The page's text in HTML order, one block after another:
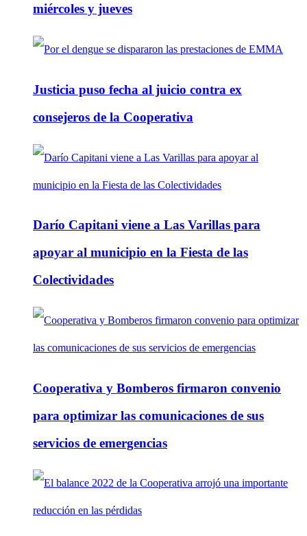
miércoles y jueves
Justicia puso fecha al juicio contra ex
consejeros de la Cooperativa
Darío Capitani viene a Las Varillas para
apoyar al municipio en la Fiesta de las
Colectividades
Cooperativa y Bomberos firmaron convenio
para optimizar las comunicaciones de sus
servicios de emergencias